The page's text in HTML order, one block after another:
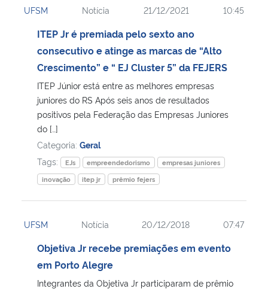
Ministério da Cidadania
Ministério de Minas e Energia
Ministério da Ciência, Tecnologia, Inovações e Comunicações
Ministério do Turismo
Ministério do Desenvolvimento Regional
Ministério da Mulher, da Família e dos Direitos Humanos
UFSM Notícia 21/12/2021 10:45
ITEP Jr é premiada pelo sexto ano
consecutivo e atinge as marcas de “Alto
Crescimento” e “ EJ Cluster 5” da FEJERS
ITEP Júnior está entre as melhores empresas
juniores do RS Após seis anos de resultados
positivos pela Federação das Empresas Juniores
do […]
Categoria: Geral
Tags:
EJs empreendedorismo
empresas juniores
inovação
itep jr prêmio fejers
UFSM Notícia 20/12/2018 07:47
Objetiva Jr recebe premiações em evento
em Porto Alegre
Integrantes da Objetiva Jr participaram de prêmio